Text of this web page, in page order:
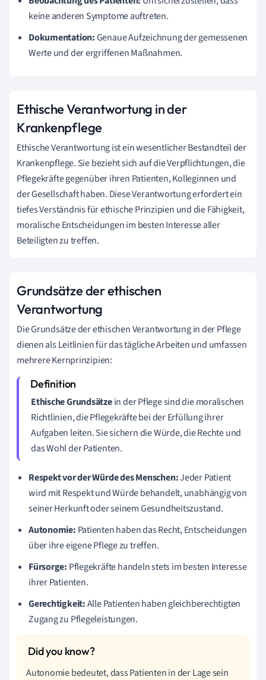
keine anderen Symptome auftreten.
Dokumentation:Genaue Aufzeichnung der gemessenen
Werte und der ergriffenen Maßnahmen.
Ethische Verantwortung in der
Krankenpflege
Ethische Verantwortung ist ein wesentlicher Bestandteil der
Krankenpflege. Sie bezieht sich auf die Verpflichtungen, die
Pflegekräfte gegenüber ihren Patienten, Kolleginnen und
der Gesellschaft haben. Diese Verantwortung erfordert ein
tiefes Verständnis für ethische Prinzipien und die Fähigkeit,
moralische Entscheidungen im besten Interesse aller
Beteiligten zu treffen.
Grundsätze der ethischen
Verantwortung
Die Grundsätze der ethischen Verantwortung in der Pflege
dienen als Leitlinien für das tägliche Arbeiten und umfassen
mehrere Kernprinzipien:
Ethische Grundsätzein der Pflege sind die moralischen
Richtlinien, die Pflegekräfte bei der Erfüllung ihrer
Aufgaben leiten. Sie sichern die Würde, die Rechte und
das Wohl der Patienten.
Respekt vor der Würde des Menschen:Jeder Patient
wird mit Respekt und Würde behandelt, unabhängig von
seiner Herkunft oder seinem Gesundheitszustand.
Autonomie: Patienten haben das Recht, Entscheidungen
über ihre eigene Pflege zu treffen.
Fürsorge: Pflegekräfte handeln stets im besten Interesse
ihrer Patienten.
Gerechtigkeit:Alle Patienten haben gleichberechtigten
Zugang zu Pflegeleistungen.
Autonomie bedeutet, dass Patienten in der Lage sein